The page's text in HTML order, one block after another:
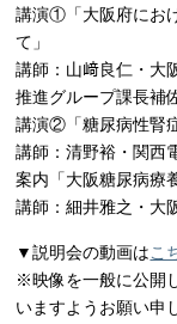
講演①「大阪府にお
て」
講師：山﨑良仁・大
推進グループ課長補
講演②「糖尿病性腎
講師：清野裕・関西
案内「大阪糖尿病療
講師：細井雅之・大
▼説明会の動画はこ
※映像を一般に公開
いますようお願い申